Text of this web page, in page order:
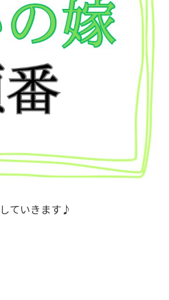
ていきます♪